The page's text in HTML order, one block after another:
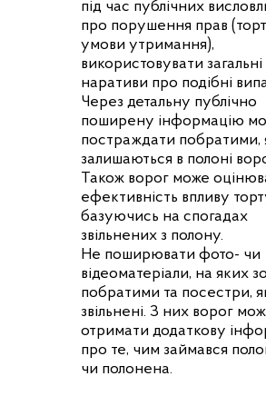
під час публічних
про порушення прав
умови утримання),
використовувати загальні
наративи про подібні
Через детальну публічно
поширену інформацію
постраждати побратими,
залишаються в полоні
Також ворог може
ефективність впливу
базуючись на спогадах
звільнених з полону.
Не поширювати фото- чи
відеоматеріали, на яких
побратими та посестри,
звільнені. З них ворог
отримати додаткову
про те, чим займався
чи полонена.